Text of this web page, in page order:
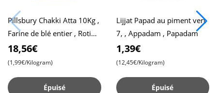
Pillsbury Chakki Atta 10Kg ,
Farine de blé entier , Roti
moelleux , Chapati
18,56€
(1,99€/Kilogram)
Épuisé
Lijjat Papad au piment vert
7, , Appadam , Papadam
1,39€
(12,45€/Kilogram)
Épuisé